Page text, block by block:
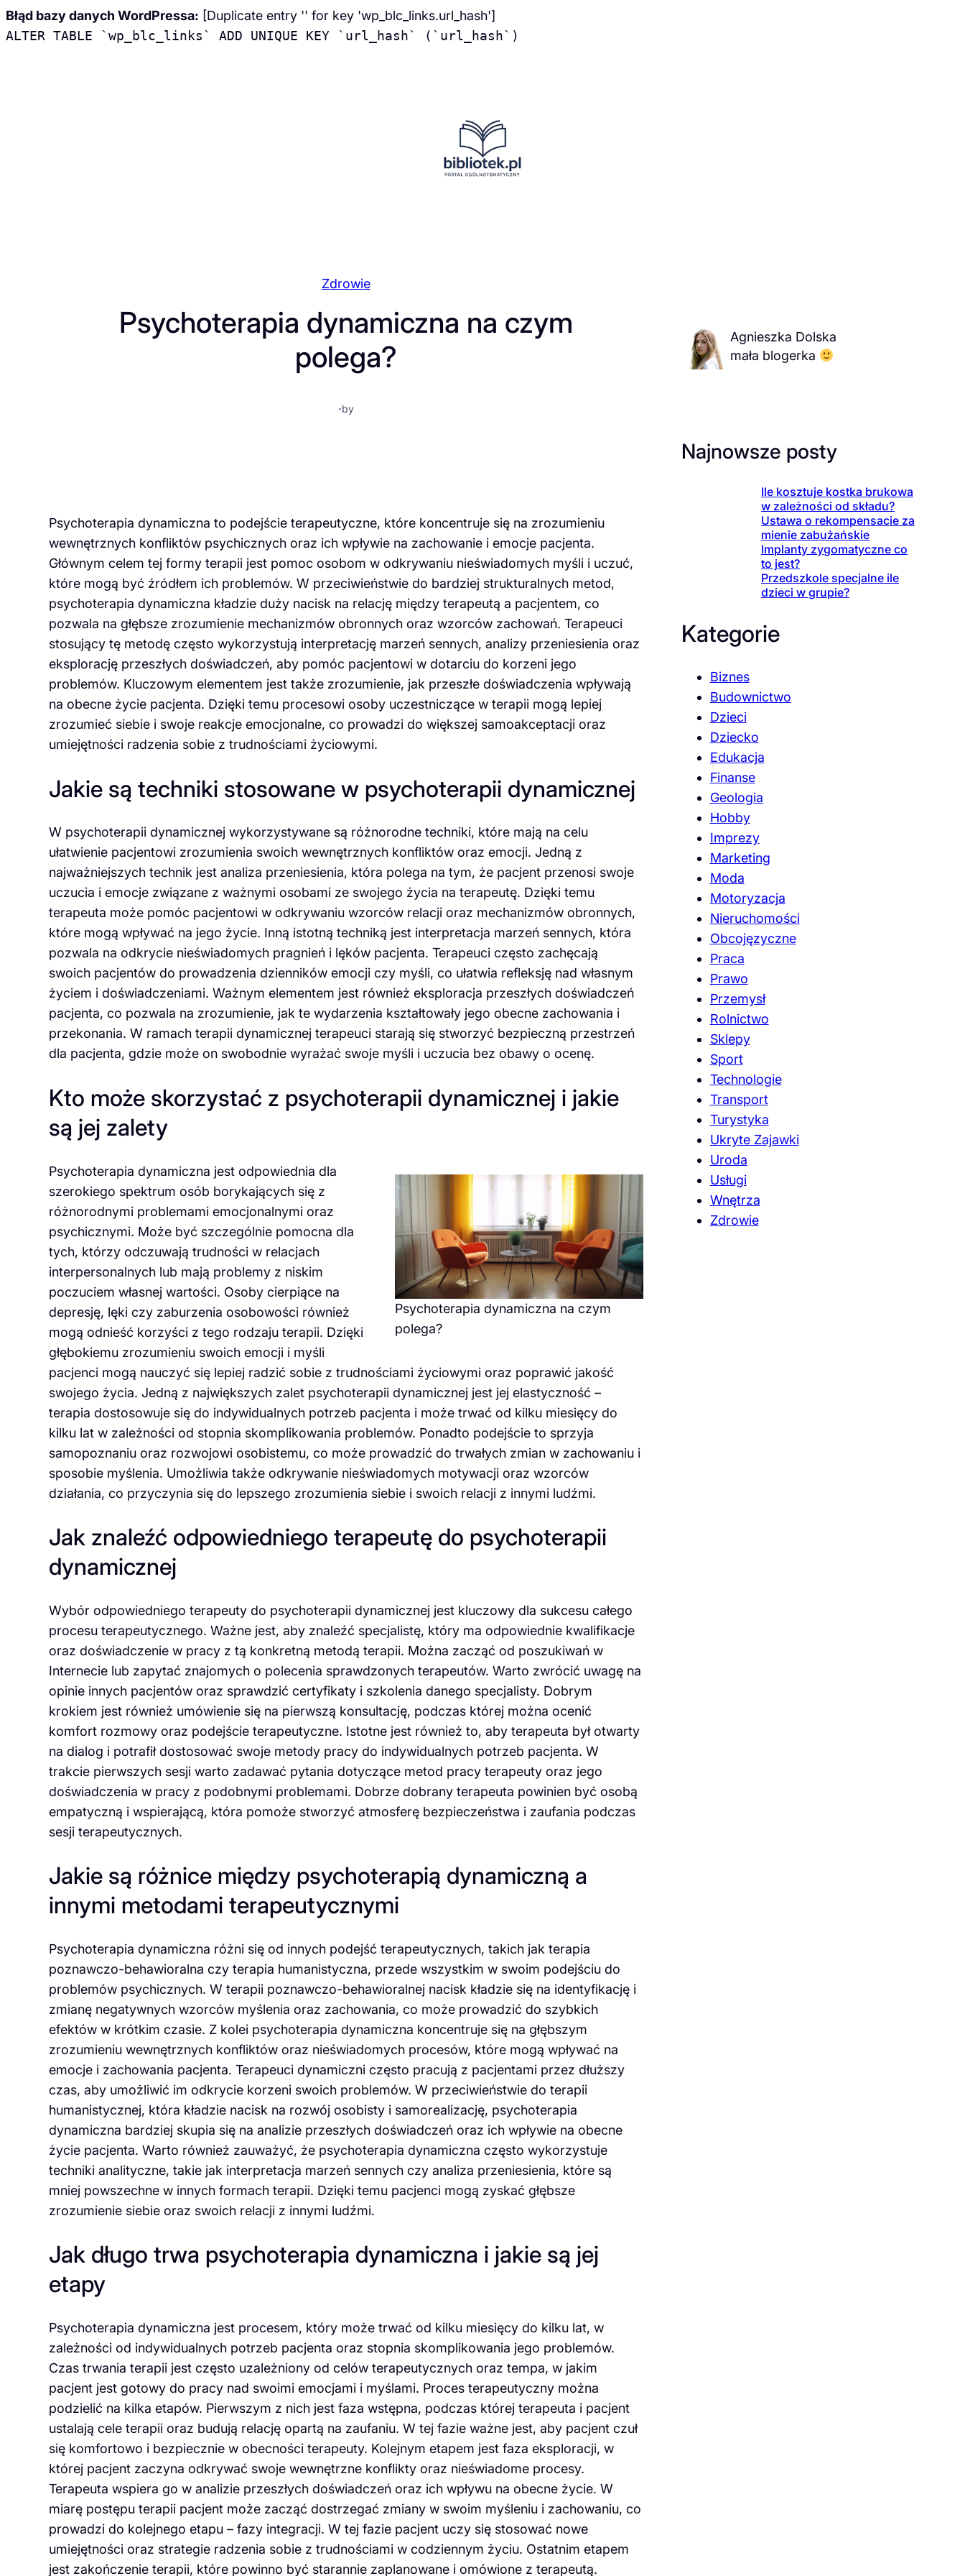
Błąd bazy danych WordPressa: [Duplicate entry '' for key 'wp_blc_links.url_hash']
ALTER TABLE `wp_blc_links` ADD UNIQUE KEY `url_hash` (`url_hash`)
Zdrowie
Psychoterapia dynamiczna na czym
polega?
·by
Psychoterapia dynamiczna to podejście terapeutyczne, które koncentruje się na zrozumieniu
wewnętrznych konfliktów psychicznych oraz ich wpływie na zachowanie i emocje pacjenta.
Głównym celem tej formy terapii jest pomoc osobom w odkrywaniu nieświadomych myśli i uczuć,
które mogą być źródłem ich problemów. W przeciwieństwie do bardziej strukturalnych metod,
psychoterapia dynamiczna kładzie duży nacisk na relację między terapeutą a pacjentem, co
pozwala na głębsze zrozumienie mechanizmów obronnych oraz wzorców zachowań. Terapeuci
stosujący tę metodę często wykorzystują interpretację marzeń sennych, analizy przeniesienia oraz
eksplorację przeszłych doświadczeń, aby pomóc pacjentowi w dotarciu do korzeni jego
problemów. Kluczowym elementem jest także zrozumienie, jak przeszłe doświadczenia wpływają
na obecne życie pacjenta. Dzięki temu procesowi osoby uczestniczące w terapii mogą lepiej
zrozumieć siebie i swoje reakcje emocjonalne, co prowadzi do większej samoakceptacji oraz
umiejętności radzenia sobie z trudnościami życiowymi.
Jakie są techniki stosowane w psychoterapii dynamicznej
W psychoterapii dynamicznej wykorzystywane są różnorodne techniki, które mają na celu
ułatwienie pacjentowi zrozumienia swoich wewnętrznych konfliktów oraz emocji. Jedną z
najważniejszych technik jest analiza przeniesienia, która polega na tym, że pacjent przenosi swoje
uczucia i emocje związane z ważnymi osobami ze swojego życia na terapeutę. Dzięki temu
terapeuta może pomóc pacjentowi w odkrywaniu wzorców relacji oraz mechanizmów obronnych,
które mogą wpływać na jego życie. Inną istotną techniką jest interpretacja marzeń sennych, która
pozwala na odkrycie nieświadomych pragnień i lęków pacjenta. Terapeuci często zachęcają
swoich pacjentów do prowadzenia dzienników emocji czy myśli, co ułatwia refleksję nad własnym
życiem i doświadczeniami. Ważnym elementem jest również eksploracja przeszłych doświadczeń
pacjenta, co pozwala na zrozumienie, jak te wydarzenia kształtowały jego obecne zachowania i
przekonania. W ramach terapii dynamicznej terapeuci starają się stworzyć bezpieczną przestrzeń
dla pacjenta, gdzie może on swobodnie wyrażać swoje myśli i uczucia bez obawy o ocenę.
Kto może skorzystać z psychoterapii dynamicznej i jakie
są jej zalety
Psychoterapia dynamiczna na czym
polega?
Psychoterapia dynamiczna jest odpowiednia dla
szerokiego spektrum osób borykających się z
różnorodnymi problemami emocjonalnymi oraz
psychicznymi. Może być szczególnie pomocna dla
tych, którzy odczuwają trudności w relacjach
interpersonalnych lub mają problemy z niskim
poczuciem własnej wartości. Osoby cierpiące na
depresję, lęki czy zaburzenia osobowości również
mogą odnieść korzyści z tego rodzaju terapii. Dzięki
głębokiemu zrozumieniu swoich emocji i myśli
pacjenci mogą nauczyć się lepiej radzić sobie z trudnościami życiowymi oraz poprawić jakość
swojego życia. Jedną z największych zalet psychoterapii dynamicznej jest jej elastyczność –
terapia dostosowuje się do indywidualnych potrzeb pacjenta i może trwać od kilku miesięcy do
kilku lat w zależności od stopnia skomplikowania problemów. Ponadto podejście to sprzyja
samopoznaniu oraz rozwojowi osobistemu, co może prowadzić do trwałych zmian w zachowaniu i
sposobie myślenia. Umożliwia także odkrywanie nieświadomych motywacji oraz wzorców
działania, co przyczynia się do lepszego zrozumienia siebie i swoich relacji z innymi ludźmi.
Jak znaleźć odpowiedniego terapeutę do psychoterapii
dynamicznej
Wybór odpowiedniego terapeuty do psychoterapii dynamicznej jest kluczowy dla sukcesu całego
procesu terapeutycznego. Ważne jest, aby znaleźć specjalistę, który ma odpowiednie kwalifikacje
oraz doświadczenie w pracy z tą konkretną metodą terapii. Można zacząć od poszukiwań w
Internecie lub zapytać znajomych o polecenia sprawdzonych terapeutów. Warto zwrócić uwagę na
opinie innych pacjentów oraz sprawdzić certyfikaty i szkolenia danego specjalisty. Dobrym
krokiem jest również umówienie się na pierwszą konsultację, podczas której można ocenić
komfort rozmowy oraz podejście terapeutyczne. Istotne jest również to, aby terapeuta był otwarty
na dialog i potrafił dostosować swoje metody pracy do indywidualnych potrzeb pacjenta. W
trakcie pierwszych sesji warto zadawać pytania dotyczące metod pracy terapeuty oraz jego
doświadczenia w pracy z podobnymi problemami. Dobrze dobrany terapeuta powinien być osobą
empatyczną i wspierającą, która pomoże stworzyć atmosferę bezpieczeństwa i zaufania podczas
sesji terapeutycznych.
Jakie są różnice między psychoterapią dynamiczną a
innymi metodami terapeutycznymi
Psychoterapia dynamiczna różni się od innych podejść terapeutycznych, takich jak terapia
poznawczo-behawioralna czy terapia humanistyczna, przede wszystkim w swoim podejściu do
problemów psychicznych. W terapii poznawczo-behawioralnej nacisk kładzie się na identyfikację i
zmianę negatywnych wzorców myślenia oraz zachowania, co może prowadzić do szybkich
efektów w krótkim czasie. Z kolei psychoterapia dynamiczna koncentruje się na głębszym
zrozumieniu wewnętrznych konfliktów oraz nieświadomych procesów, które mogą wpływać na
emocje i zachowania pacjenta. Terapeuci dynamiczni często pracują z pacjentami przez dłuższy
czas, aby umożliwić im odkrycie korzeni swoich problemów. W przeciwieństwie do terapii
humanistycznej, która kładzie nacisk na rozwój osobisty i samorealizację, psychoterapia
dynamiczna bardziej skupia się na analizie przeszłych doświadczeń oraz ich wpływie na obecne
życie pacjenta. Warto również zauważyć, że psychoterapia dynamiczna często wykorzystuje
techniki analityczne, takie jak interpretacja marzeń sennych czy analiza przeniesienia, które są
mniej powszechne w innych formach terapii. Dzięki temu pacjenci mogą zyskać głębsze
zrozumienie siebie oraz swoich relacji z innymi ludźmi.
Jak długo trwa psychoterapia dynamiczna i jakie są jej
etapy
Psychoterapia dynamiczna jest procesem, który może trwać od kilku miesięcy do kilku lat, w
zależności od indywidualnych potrzeb pacjenta oraz stopnia skomplikowania jego problemów.
Czas trwania terapii jest często uzależniony od celów terapeutycznych oraz tempa, w jakim
pacjent jest gotowy do pracy nad swoimi emocjami i myślami. Proces terapeutyczny można
podzielić na kilka etapów. Pierwszym z nich jest faza wstępna, podczas której terapeuta i pacjent
ustalają cele terapii oraz budują relację opartą na zaufaniu. W tej fazie ważne jest, aby pacjent czuł
się komfortowo i bezpiecznie w obecności terapeuty. Kolejnym etapem jest faza eksploracji, w
której pacjent zaczyna odkrywać swoje wewnętrzne konflikty oraz nieświadome procesy.
Terapeuta wspiera go w analizie przeszłych doświadczeń oraz ich wpływu na obecne życie. W
miarę postępu terapii pacjent może zacząć dostrzegać zmiany w swoim myśleniu i zachowaniu, co
prowadzi do kolejnego etapu – fazy integracji. W tej fazie pacjent uczy się stosować nowe
umiejętności oraz strategie radzenia sobie z trudnościami w codziennym życiu. Ostatnim etapem
jest zakończenie terapii, które powinno być starannie zaplanowane i omówione z terapeutą.
Agnieszka Dolska
mała blogerka
Najnowsze posty
Ile kosztuje kostka brukowa
w zależności od składu?
Ustawa o rekompensacie za
mienie zabużańskie
Implanty zygomatyczne co
to jest?
Przedszkole specjalne ile
dzieci w grupie?
Kategorie
Biznes
Budownictwo
Dzieci
Dziecko
Edukacja
Finanse
Geologia
Hobby
Imprezy
Marketing
Moda
Motoryzacja
Nieruchomości
Obcojęzyczne
Praca
Prawo
Przemysł
Rolnictwo
Sklepy
Sport
Technologie
Transport
Turystyka
Ukryte Zajawki
Uroda
Usługi
Wnętrza
Zdrowie